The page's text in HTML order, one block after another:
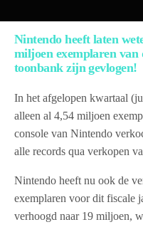
Nintendo heeft laten
miljoen exemplaren van
toonbank zijn gevlogen!
In het afgelopen kwartaal
alleen al 4,54 miljoen
console van Nintendo
alle records qua verkopen
Nintendo heeft nu ook de
exemplaren voor dit fiscale
verhoogd naar 19 miljoen,